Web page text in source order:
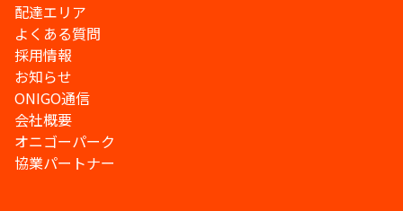
配達エリア
よくある質問
採用情報
お知らせ
ONIGO通信
会社概要
オニゴーパーク
協業パートナー